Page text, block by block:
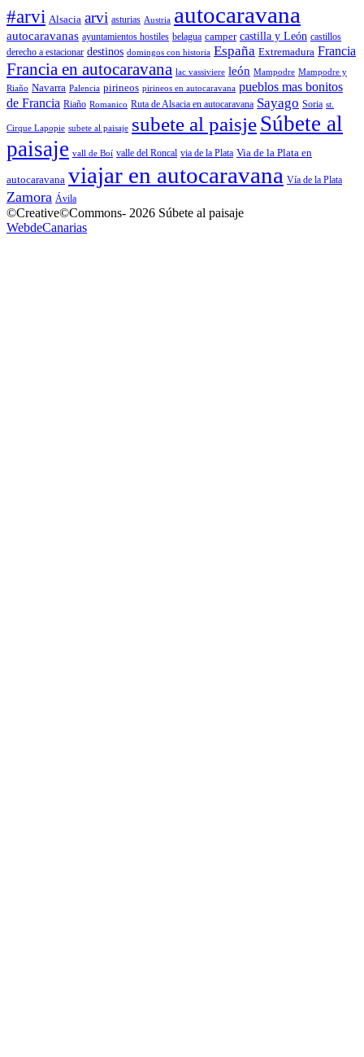
#arvi Alsacia arvi asturias Austria autocaravana
autocaravanas ayuntamientos hostiles belagua camper castilla y León castillos
derecho a estacionar destinos domingos con historia España Extremadura Francia
Francia en autocaravana lac vassiviere león Mampodre Mampodre y
Riaño Navarra Palencia pirineos pirineos en autocaravana pueblos mas bonitos
de Francia Riaño Romanico Ruta de Alsacia en autocaravana Sayago Soria st.
Cirque Lapopie subete al paisaje subete al paisjeSúbete al
paisaje vall de Boí valle del Roncal via de la Plata Via de la Plata en
autocaravana viajar en autocaravana Vía de la Plata
Zamora Ávila
©Creative©Commons- 2026 Súbete al paisaje
WebdeCanarias